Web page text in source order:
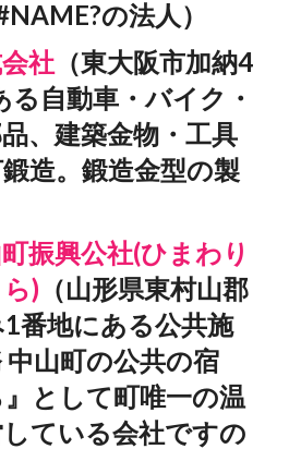
の法人）
社 （東大阪市加納4
る自動車・バイク・
、建築金物・工具
造。鍛造金型の製
振興公社(ひまわり
) （山形県東村山郡
番地にある公共施
中山町の公共の宿
』として町唯一の温
ている会社ですの